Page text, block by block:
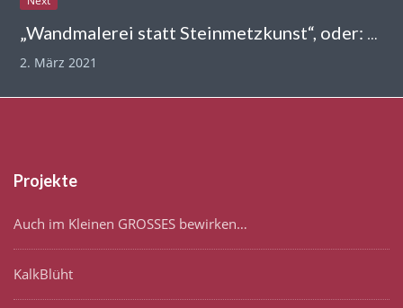
„Wandmalerei statt Steinmetzkunst“, oder: KalkKunst ist immer mit dabei!
2. März 2021
Projekte
Auch im Kleinen GROSSES bewirken…
KalkBlüht